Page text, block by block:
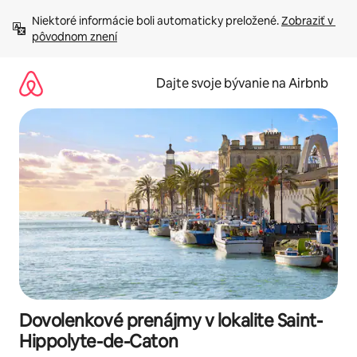
obsah.
Niektoré informácie boli automaticky preložené. Zobraziť v
pôvodnom znení
Dajte svoje bývanie na Airbnb
Dovolenkové prenájmy v lokalite Saint-
Hippolyte-de-Caton